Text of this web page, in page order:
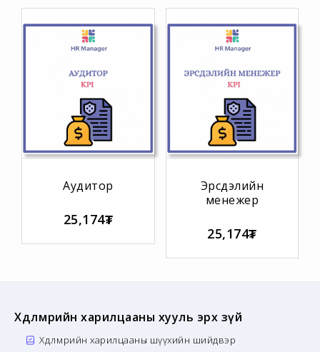
Аудитор
25,174₮
Эрсдэлийн
менежер
25,174₮
Хөдөлмөрийн харилцааны хууль эрх зүй
Хөдөлмөрийн харилцааны шүүхийн шийдвэр